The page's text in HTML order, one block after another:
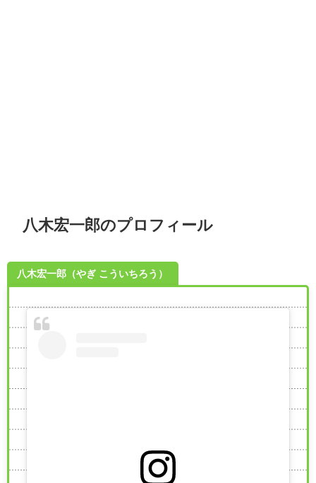
八木宏一郎のプロフィール
八木宏一郎（やぎ こういちろう）